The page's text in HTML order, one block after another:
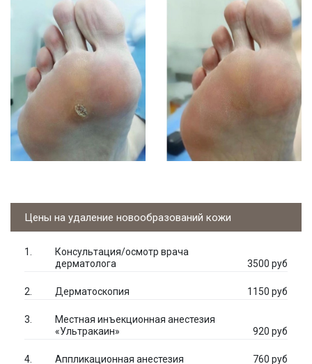
Цены на удаление новообразований кожи
Консультация/осмотр врача
дерматолога
3500 руб
Дерматоскопия 1150 руб
Местная инъекционная анестезия
«Ультракаин»
920 руб
Аппликационная анестезия 760 руб